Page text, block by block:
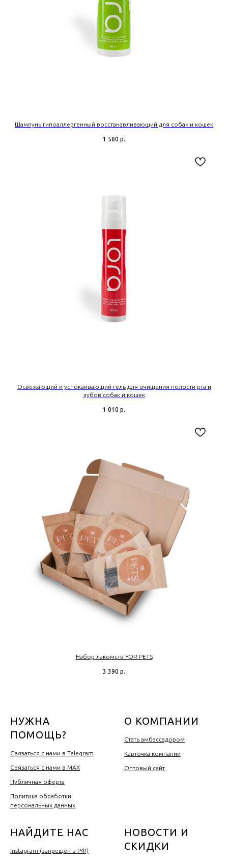
Шампунь гипоаллергенный восстанавливающий для собак и кошек
1 580 р.
Освежающий и успокаивающий гель для очищения полости рта и
зубов собак и кошек
1 010 р.
Набор лакомств FOR PETS
3 390 р.
НУЖНА
ПОМОЩЬ?
Связаться с нами в Telegram
Связаться с нами в MAX
Публичная оферта
Политика обработки
персональных данных
О КОМПАНИИ
Стать амбассадором
Карточка компании
Оптовый сайт
НАЙДИТЕ НАС
Instagram (запрещён в РФ)
НОВОСТИ И
СКИДКИ